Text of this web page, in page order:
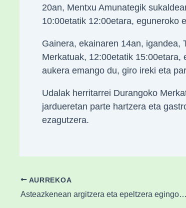
20an, Mentxu Amunategik
10:00etatik 12:00etara, eguneroko
Gainera, ekainaren 14an, igandea,
Merkatuak, 12:00etatik
aukera emango du, giro ireki eta
Udalak herritarrei Durangoko
jardueretan parte hartzera eta
ezagutzera.
AURREKOA
Asteazkenean argitzera eta epeltzera egingo du